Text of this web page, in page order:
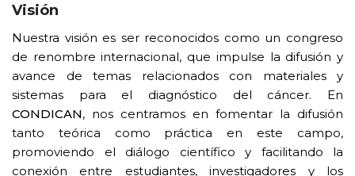
Visión
Nuestra visión es ser reconocidos como un congreso
de renombre internacional, que impulse la difusión y
avance de temas relacionados con materiales y
sistemas para el diagnóstico del cáncer. En
CONDICAN, nos centramos en fomentar la difusión
tanto teórica como práctica en este campo,
promoviendo el diálogo científico y facilitando la
conexión entre estudiantes, investigadores y los